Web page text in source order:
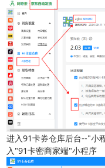
扫描
进入91卡券仓库后台--"小
入"91卡密商家端"小程序